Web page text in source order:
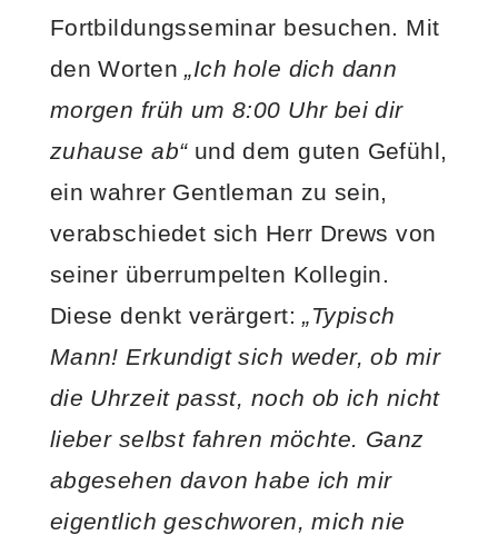
Fortbildungsseminar besuchen. Mit
den Worten„Ich hole dich dann
morgen früh um 8:00 Uhr bei dir
zuhause ab“ und dem guten Gefühl,
ein wahrer Gentleman zu sein,
verabschiedet sich Herr Drews von
seiner überrumpelten Kollegin.
Diese denkt verärgert:„Typisch
Mann! Erkundigt sich weder, ob mir
die Uhrzeit passt, noch ob ich nicht
lieber selbst fahren möchte. Ganz
abgesehen davon habe ich mir
eigentlich geschworen, mich nie